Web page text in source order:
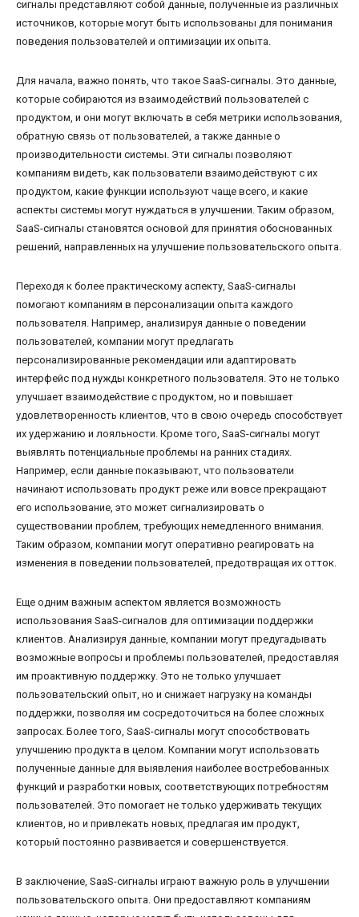
сигналы представляют собой данные, полученные из различных
источников, которые могут быть использованы для понимания
поведения пользователей и оптимизации их опыта.
Для начала, важно понять, что такое SaaS-сигналы. Это данные,
которые собираются из взаимодействий пользователей с
продуктом, и они могут включать в себя метрики использования,
обратную связь от пользователей, а также данные о
производительности системы. Эти сигналы позволяют
компаниям видеть, как пользователи взаимодействуют с их
продуктом, какие функции используют чаще всего, и какие
аспекты системы могут нуждаться в улучшении. Таким образом,
SaaS-сигналы становятся основой для принятия обоснованных
решений, направленных на улучшение пользовательского опыта.
Переходя к более практическому аспекту, SaaS-сигналы
помогают компаниям в персонализации опыта каждого
пользователя. Например, анализируя данные о поведении
пользователей, компании могут предлагать
персонализированные рекомендации или адаптировать
интерфейс под нужды конкретного пользователя. Это не только
улучшает взаимодействие с продуктом, но и повышает
удовлетворенность клиентов, что в свою очередь способствует
их удержанию и лояльности. Кроме того, SaaS-сигналы могут
выявлять потенциальные проблемы на ранних стадиях.
Например, если данные показывают, что пользователи
начинают использовать продукт реже или вовсе прекращают
его использование, это может сигнализировать о
существовании проблем, требующих немедленного внимания.
Таким образом, компании могут оперативно реагировать на
изменения в поведении пользователей, предотвращая их отток.
Еще одним важным аспектом является возможность
использования SaaS-сигналов для оптимизации поддержки
клиентов. Анализируя данные, компании могут предугадывать
возможные вопросы и проблемы пользователей, предоставляя
им проактивную поддержку. Это не только улучшает
пользовательский опыт, но и снижает нагрузку на команды
поддержки, позволяя им сосредоточиться на более сложных
запросах. Более того, SaaS-сигналы могут способствовать
улучшению продукта в целом. Компании могут использовать
полученные данные для выявления наиболее востребованных
функций и разработки новых, соответствующих потребностям
пользователей. Это помогает не только удерживать текущих
клиентов, но и привлекать новых, предлагая им продукт,
который постоянно развивается и совершенствуется.
В заключение, SaaS-сигналы играют важную роль в улучшении
пользовательского опыта. Они предоставляют компаниям